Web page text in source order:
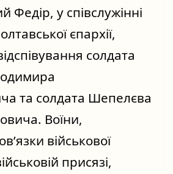
Федір, у співслужінні
єпархії,
солдата
та солдата Шепелєва
Воїни,
військової
присязі,